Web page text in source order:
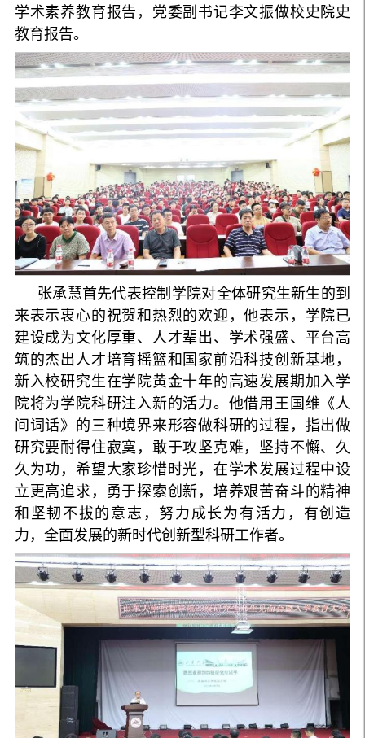
学术素养教育报告，党委副书记李文振做校史院史
教育报告。
张承慧首先代表控制学院对全体研究生新生的到
来表示衷心的祝贺和热烈的欢迎，他表示，学院已
建设成为文化厚重、人才辈出、学术强盛、平台高
筑的杰出人才培育摇篮和国家前沿科技创新基地，
新入校研究生在学院黄金十年的高速发展期加入学
院将为学院科研注入新的活力。他借用王国维《人
间词话》的三种境界来形容做科研的过程，指出做
研究要耐得住寂寞，敢于攻坚克难，坚持不懈、久
久为功，希望大家珍惜时光，在学术发展过程中设
立更高追求，勇于探索创新，培养艰苦奋斗的精神
和坚韧不拔的意志，努力成长为有活力，有创造
力，全面发展的新时代创新型科研工作者。